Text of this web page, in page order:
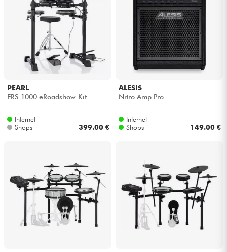
Kinder
Kabel & Zubehöre
HiFi
PEARL
ERS 1000 eRoadshow Kit
Internet
Shops
399.00 €
ALESIS
Nitro Amp Pro
Internet
Shops
149.00 €